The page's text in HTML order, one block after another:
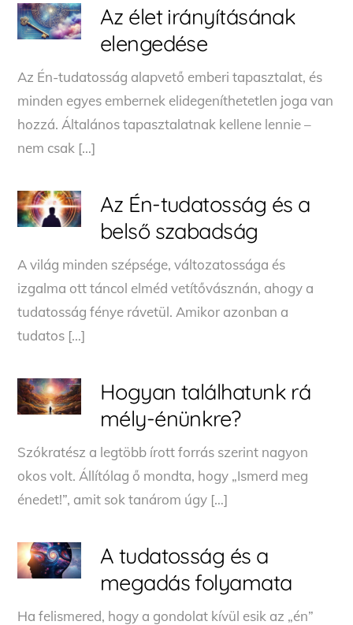
Az élet irányításának
elengedése
Az Én-tudatosság alapvető emberi tapasztalat, és
minden egyes embernek elidegeníthetetlen joga van
hozzá. Általános tapasztalatnak kellene lennie –
nem csak […]
Az Én-tudatosság és a
belső szabadság
A világ minden szépsége, változatossága és
izgalma ott táncol elméd vetítővásznán, ahogy a
tudatosság fénye rávetül. Amikor azonban a
tudatos […]
Hogyan találhatunk rá
mély-énünkre?
Szókratész a legtöbb írott forrás szerint nagyon
okos volt. Állítólag ő mondta, hogy „Ismerd meg
énedet!”, amit sok tanárom úgy […]
A tudatosság és a
megadás folyamata
Ha felismered, hogy a gondolat kívül esik az „én”